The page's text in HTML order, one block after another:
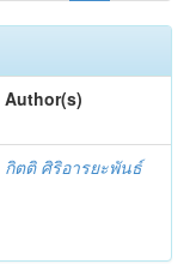
Author(s)
กิตติ ศิริอารยะพันธ์